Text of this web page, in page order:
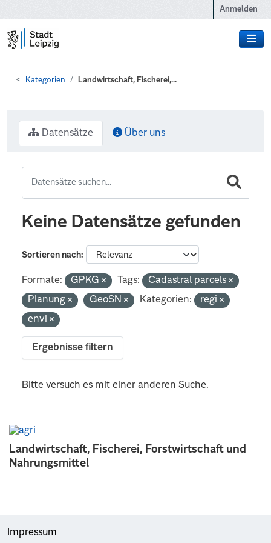
Anmelden
Kategorien Landwirtschaft, Fischerei,...
Landwirtschaft, Fischerei, Forstwirtschaft und
Nahrungsmittel
Datensätze Über uns
Keine Datensätze gefunden
Sortieren nach
Formate: GPKG Tags:
Cadastral parcels
Planung
GeoSN Kategorien:
regi
envi
Ergebnisse filtern
Bitte versuch es mit einer anderen Suche.
Impressum